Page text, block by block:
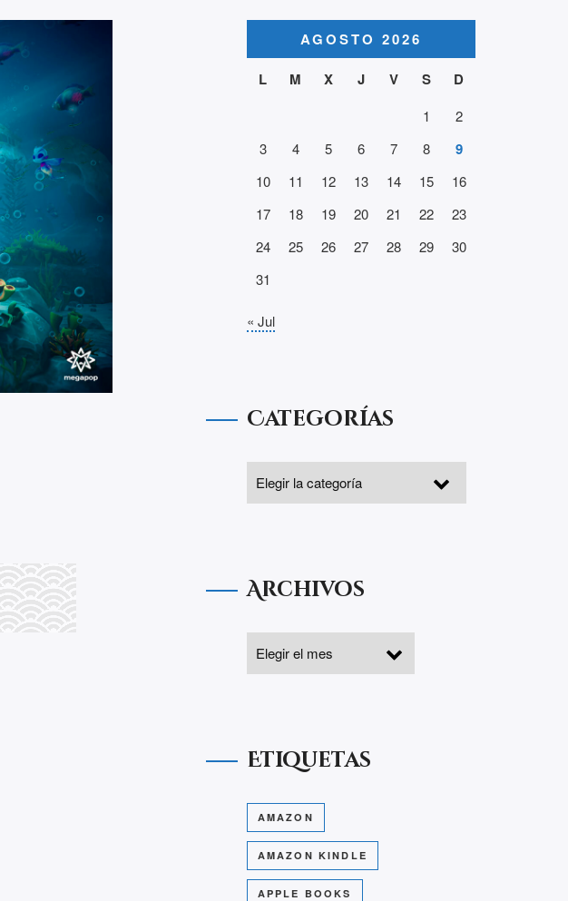
AGOSTO 2026
L
M X J V S D
1
2
3
4 5 6 7 8 9
10 11 12 13 14 15
16
17
18 19 20 21 22
23
24
25 26 27 28 29
30
31
« Jul
Categorías
Archivos
Etiquetas
AMAZON
AMAZON KINDLE
APPLE BOOKS